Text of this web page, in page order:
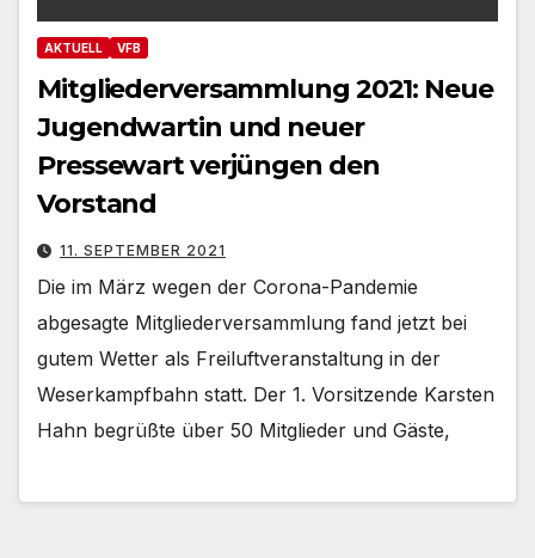
AKTUELL VFB
Mitgliederversammlung 2021: Neue
Jugendwartin und neuer
Pressewart verjüngen den
Vorstand
11. SEPTEMBER 2021
Die im März wegen der Corona-Pandemie
abgesagte Mitgliederversammlung fand jetzt bei
gutem Wetter als Freiluftveranstaltung in der
Weserkampfbahn statt. Der 1. Vorsitzende Karsten
Hahn begrüßte über 50 Mitglieder und Gäste,